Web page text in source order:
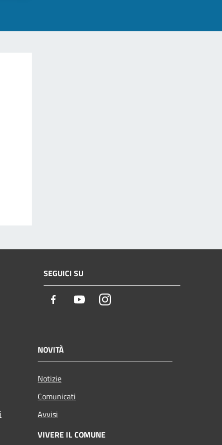
SEGUICI SU
Facebook YoutubeInstagram
NOVITÀ
Notizie
Comunicati
Avvisi
VIVERE IL COMUNE